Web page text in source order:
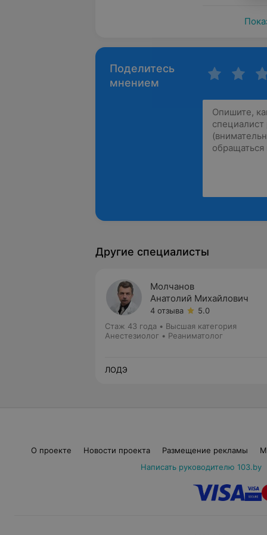
Поделитесь
мнением
Другие специалисты
Молчанов
Анатолий Михайлович
4 отзыва
5.0
Стаж 43 года • Высшая категория
Анестезиолог • Реаниматолог
ЛОДЭ
О проекте Новости проекта Размещение рекламы
Написать руководителю 103.by